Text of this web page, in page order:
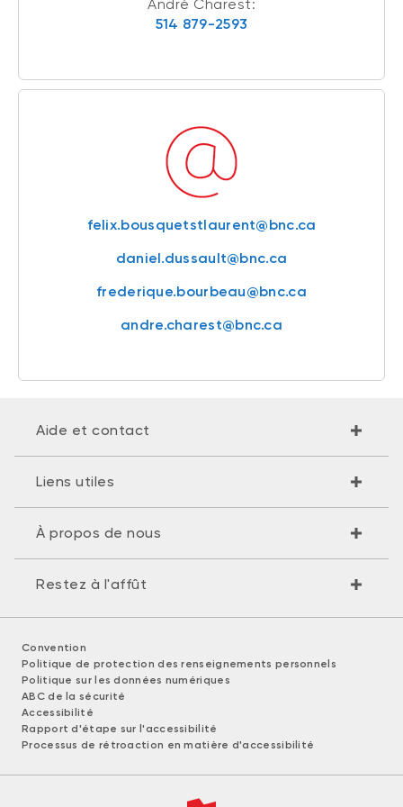
André Charest:
514 879-2593
felix.bousquetstlaurent@bnc.ca
daniel.dussault@bnc.ca
frederique.bourbeau@bnc.ca
andre.charest@bnc.ca
Aide et contact
Liens utiles
À propos de nous
Restez à l'affût
Convention
Politique de protection des renseignements personnels
Politique sur les données numériques
ABC de la sécurité
Accessibilité
Rapport d'étape sur l'accessibilité
Processus de rétroaction en matière d'accessibilité